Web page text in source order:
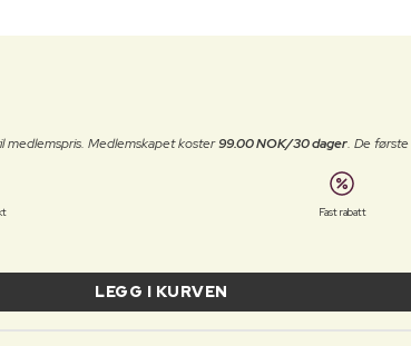
medlemspris. Medlemskapet koster99.00 NOK/30 dager. De
Fast rabatt
LEGG I KURVEN